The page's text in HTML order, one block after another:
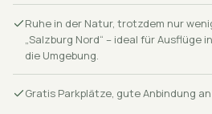
Ruhe in der Natur, trotzdem nur
„Salzburg Nord“ – ideal für Ausflüge
die Umgebung.
Gratis Parkplätze, gute Anbindung